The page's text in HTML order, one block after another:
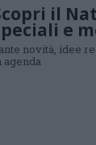
il
e
novità, idee
agenda